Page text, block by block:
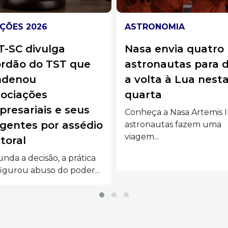
envia quatro
para dar
à Lua nesta
a Nasa Artemis II:
fazem uma
BRASIL
Jovem morre um
após o próprio
casamento em
morte do jovem, que havia
subido ao altar no...